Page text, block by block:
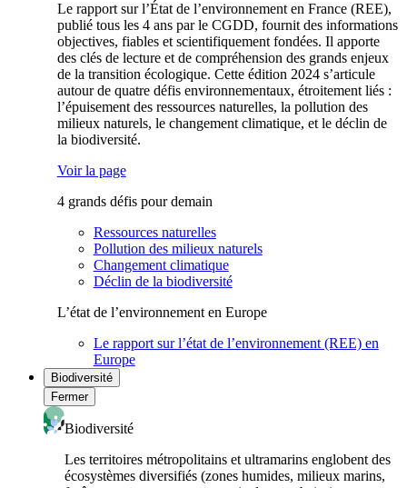
Le rapport sur l’État de l’environnement en France (REE),
publié tous les 4 ans par le CGDD, fournit des informations
objectives, fiables et scientifiquement fondées. Il apporte
des clés de lecture et de compréhension des grands enjeux
de la transition écologique. Cette édition 2024 s’articule
autour de quatre défis environnementaux, étroitement liés :
l’épuisement des ressources naturelles, la pollution des
milieux naturels, le changement climatique, et le déclin de
la biodiversité.
Voir la page
4 grands défis pour demain
Ressources naturelles
Pollution des milieux naturels
Changement climatique
Déclin de la biodiversité
L’état de l’environnement en Europe
Le rapport sur l’état de l’environnement (REE) en
Europe
Biodiversité
Fermer
Biodiversité
Les territoires métropolitains et ultramarins englobent des
écosystèmes diversifiés (zones humides, milieux marins,